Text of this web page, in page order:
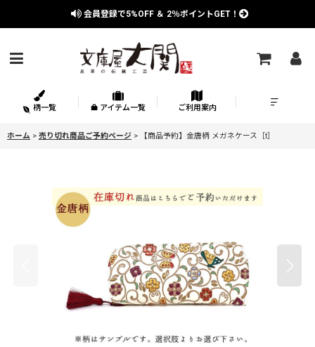
会員登録で5%OFF ＆ 2％ポイントGET！
柄一覧 アイテム一覧 ご利用案内
ホーム > 売り切れ商品ご予約ページ > 【商品予約】金唐柄 メガネケース［t］